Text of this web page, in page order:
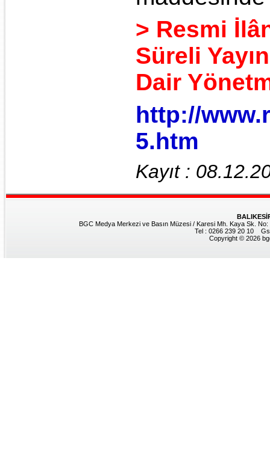
> Resmi
Süreli
Dair
http://
5.htm
Kayıt :
BGC Medya Merkezi ve Basın Müzesi / Karesi Mh. Kaya Sk.
Tel : 0266 239 20 10
Copyright © 2026